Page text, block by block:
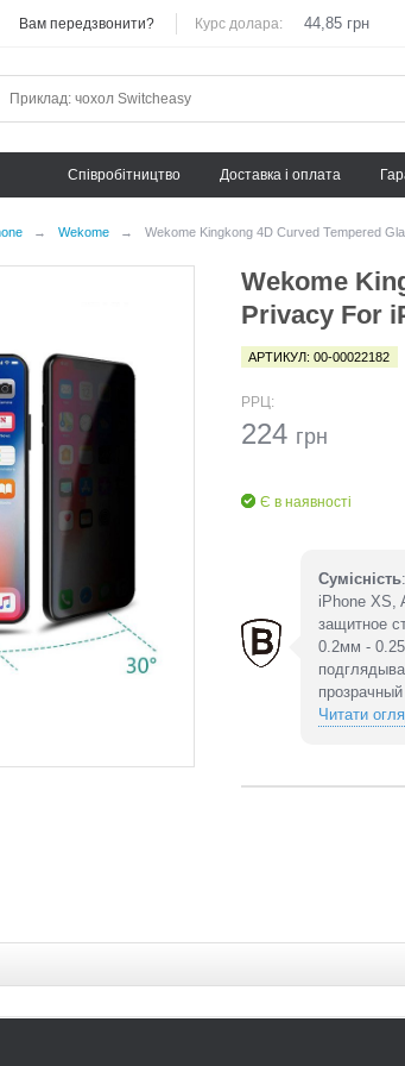
Cпівробітництво Доставка і оплата
Вам передзвонити? Курс долара: 44,85 грн
→ Wekome → Wekome Kingkong 4D Curved Tempered
Wekome
Privacy For
АРТИКУЛ: 00-00022182
РРЦ:
224 грн
Є в наявності
Сумісність
iPhone XS,
защитное
0.2мм -
прозрачный
Читати